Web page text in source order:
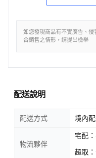
如您發現商品有不實廣告、
合銷售之情形，請提出檢舉
配送說明
配送方式 境內
物流夥伴
宅配
超取